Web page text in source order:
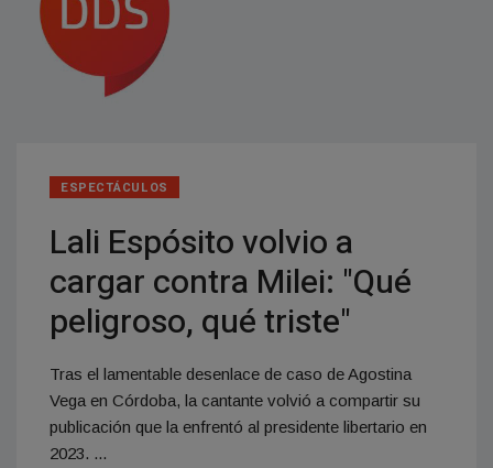
ESPECTÁCULOS
Lali Espósito volvio a
cargar contra Milei: "Qué
peligroso, qué triste"
Tras el lamentable desenlace de caso de Agostina
Vega en Córdoba, la cantante volvió a compartir su
publicación que la enfrentó al presidente libertario en
2023. ...